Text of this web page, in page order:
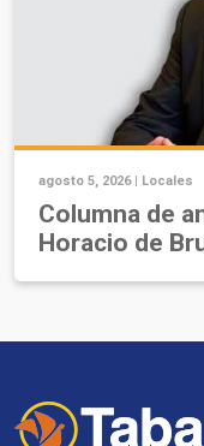
agosto 5, 2026 | Locales
Columna de
Horacio de